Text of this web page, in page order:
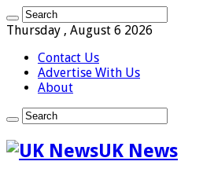
Thursday , August 6 2026
Contact Us
Advertise With Us
About
UK News